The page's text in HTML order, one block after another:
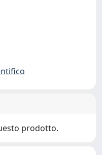
prodotto.